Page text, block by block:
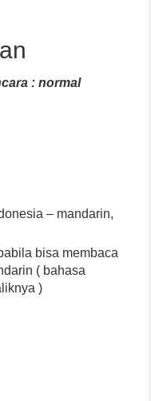
: normal
– mandarin,
bisa membaca
( bahasa
)